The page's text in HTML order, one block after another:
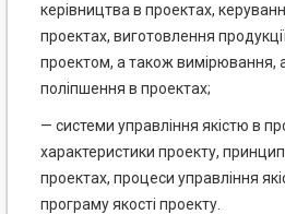
керівництва в проектах,
проектах, виготовлення
проектом, а також вимірювання,
поліпшення в проектах;
— системи управління якістю в
характеристики проекту,
проектах, процеси управління
програму якості проекту.